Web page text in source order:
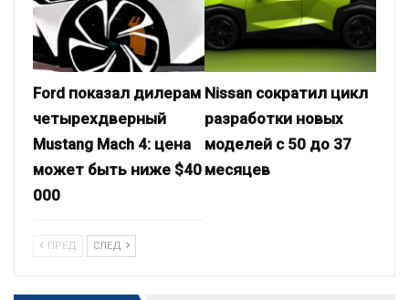
Ford показал дилерам
четырехдверный
Mustang Mach 4: цена
может быть ниже $40
000
Nissan сократил цикл
разработки новых
моделей с 50 до 37
месяцев
ПРЕД СЛЕД